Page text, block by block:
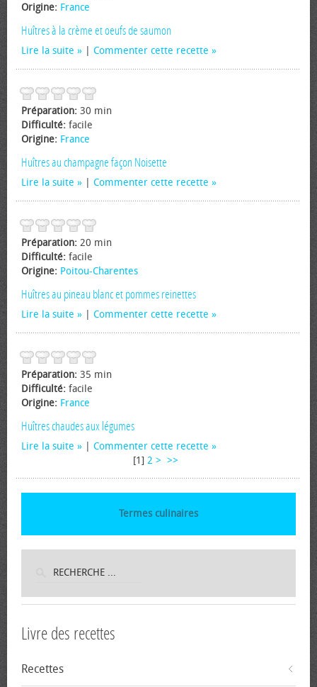
Origine: France
Huîtres à la crème et oeufs de saumon
Lire la suite Commenter cette recette
Préparation: 30 min
Difficulté: facile
Origine: France
Huîtres au champagne façon Noisette
Lire la suite Commenter cette recette
Préparation: 20 min
Difficulté: facile
Origine: Poitou-Charentes
Huîtres au pineau blanc et pommes reinettes
Lire la suite Commenter cette recette
Préparation: 35 min
Difficulté: facile
Origine: France
Huîtres chaudes aux légumes
Lire la suite
Commenter cette recette
[1] 2 > >>
Termes culinaires
Livre des recettes
Recettes